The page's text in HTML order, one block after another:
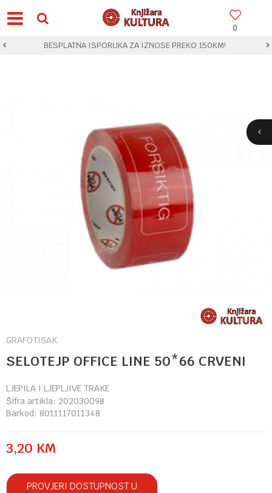
0
BESPLATNA ISPORUKA ZA IZNOSE PREKO 150KM!
GRAFOTISAK
SELOTEJP OFFICE LINE 50*66 CRVENI
LJEPILA I LJEPLJIVE TRAKE
Šifra artikla: 202030098
Barkod: 8011117011348
3,20 KM
PROVJERI DOSTUPNOST U